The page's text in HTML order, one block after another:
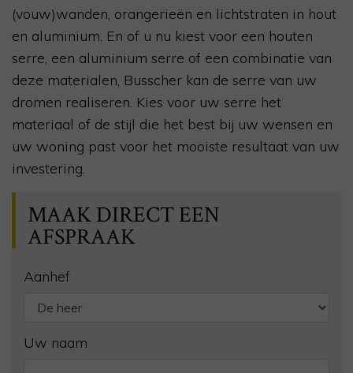
(vouw)wanden, orangerieën en lichtstraten in hout
en aluminium. En of u nu kiest voor een houten
serre, een aluminium serre of een combinatie van
deze materialen, Busscher kan de serre van uw
dromen realiseren. Kies voor uw serre het
materiaal of de stijl die het best bij uw wensen en
uw woning past voor het mooiste resultaat van uw
investering.
MAAK DIRECT EEN
AFSPRAAK
Aanhef
Uw naam